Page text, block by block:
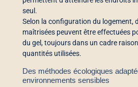
seul.
Selon la configuration du logement,
maîtrisées peuvent être effectuées
du gel, toujours dans un cadre
quantités utilisées.
Des méthodes écologiques
environnements sensibles